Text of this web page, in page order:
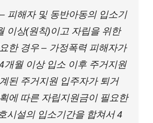
피해자 및 동반아동의 입소기
이상(원칙)이고 자립을 위한
한 경우 – 가정폭력 피해자가
개월 이상 입소 이후 주거지원
된 주거지원 입주자가 퇴거
에 따른 자립지원금이 필요한
시설의 입소기간을 합쳐서 4